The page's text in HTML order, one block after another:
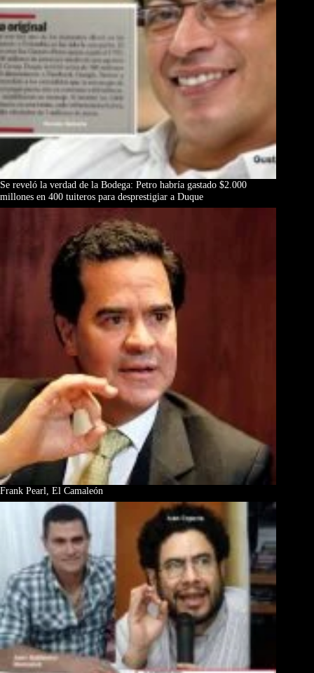
Se reveló la verdad de la Bodega: Petro habría gastado $2.000
millones en 400 tuiteros para desprestigiar a Duque
Frank Pearl, El Camaleón